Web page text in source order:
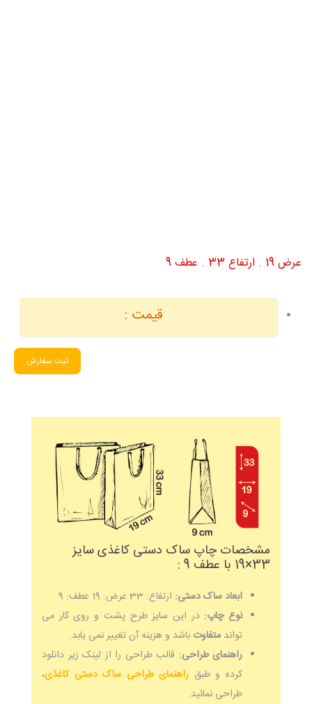
عرض 19 . ارتفاع 33 . عطف 9
قیمت :
ثبت سفارش
مشخصات چاپ ساک دستی کاغذی سایز
33×19 با عطف 9 :
ابعاد ساک دستی: ارتفاع: 33 عرض: 19 عطف: 9
نوع چاپ:در این سایز طرح پشت و روی کار می
تواند متفاوت باشد و هزینه آن تغییر نمی یابد.
راهنمای طراحی: قالب طراحی را از لینک زیر دانلود
کرده و طبق راهنمای طراحی ساک دستی کاغذی،
طراحی نمائید.